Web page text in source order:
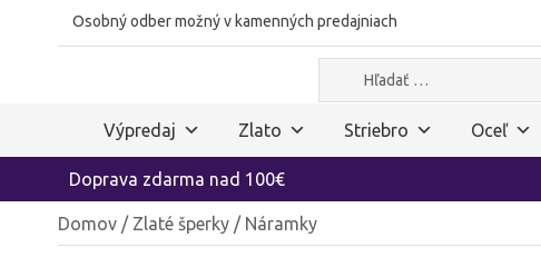
Osobný odber možný v kamenných predajniach
Výpredaj Zlato Striebro Oceľ
Doprava zdarma nad 100€
Domov / Zlaté šperky / Náramky